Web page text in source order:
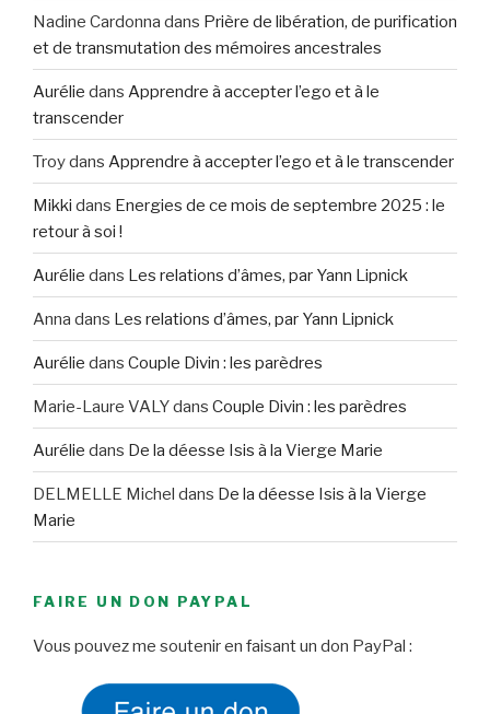
Nadine Cardonna dans Prière de libération, de purification
et de transmutation des mémoires ancestrales
Aurélie dans Apprendre à accepter l’ego et à le
transcender
Troydans Apprendre à accepter l’ego et à le transcender
Mikki dans Energies de ce mois de septembre 2025 : le
retour à soi !
Aurélie dans Les relations d’âmes, par Yann Lipnick
Anna dans Les relations d’âmes, par Yann Lipnick
Aurélie dans Couple Divin : les parèdres
Marie-Laure VALYdans Couple Divin : les parèdres
Aurélie dans De la déesse Isis à la Vierge Marie
DELMELLE Michel dans De la déesse Isis à la Vierge
Marie
FAIRE UN DON PAYPAL
Vous pouvez me soutenir en faisant un don PayPal :